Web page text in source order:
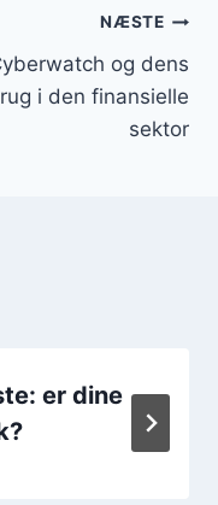
NÆSTE
og dens
i den finansielle
sektor
er dine